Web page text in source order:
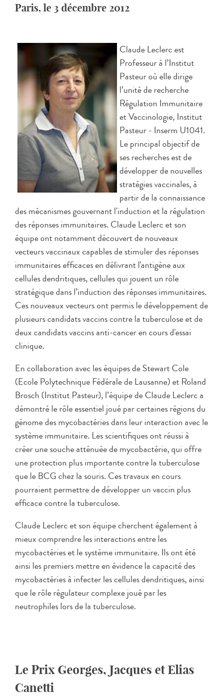
Paris, le 3 décembre 2012
Claude Leclerc est
Professeur à l’Institut
Pasteur où elle dirige
l’unité de recherche
Régulation Immunitaire
et Vaccinologie, Institut
Pasteur - Inserm U1041.
Le principal objectif de
ses recherches est de
développer de nouvelles
stratégies vaccinales, à
partir de la connaissance
des mécanismes gouvernant l'induction et la régulation
des réponses immunitaires. Claude Leclerc et son
équipe ont notamment découvert de nouveaux
vecteurs vaccinaux capables de stimuler des réponses
immunitaires efficaces en délivrant l'antigène aux
cellules dendritiques, cellules qui jouent un rôle
stratégique dans l’induction des réponses immunitaires.
Ces nouveaux vecteurs ont permis le développement de
plusieurs candidats vaccins contre la tuberculose et de
deux candidats vaccins anti-cancer en cours d'essai
clinique.
En collaboration avec les équipes de Stewart Cole
(Ecole Polytechnique Fédérale de Lausanne) et Roland
Brosch (Institut Pasteur), l’équipe de Claude Leclerc a
démontré le rôle essentiel joué par certaines régions du
génome des mycobactéries dans leur interaction avec le
système immunitaire. Les scientifiques ont réussi à
créer une souche atténuée de mycobactérie, qui offre
une protection plus importante contre la tuberculose
que le BCG chez la souris. Ces travaux en cours
pourraient permettre de développer un vaccin plus
efficace contre la tuberculose.
Claude Leclerc et son équipe cherchent également à
mieux comprendre les interactions entre les
mycobactéries et le système immunitaire. Ils ont été
ainsi les premiers mettre en évidence la capacité des
mycobactéries à infecter les cellules dendritiques, ainsi
que le rôle régulateur complexe joué par les
neutrophiles lors de la tuberculose.
Le Prix Georges, Jacques et Elias
Canetti